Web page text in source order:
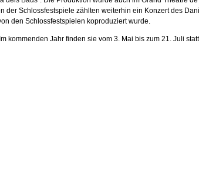
Schlossfestspiele zählten weiterhin ein Konzert des
den Schlossfestspielen koproduziert wurde.
kommenden Jahr finden sie vom 3. Mai bis zum 21. Juli